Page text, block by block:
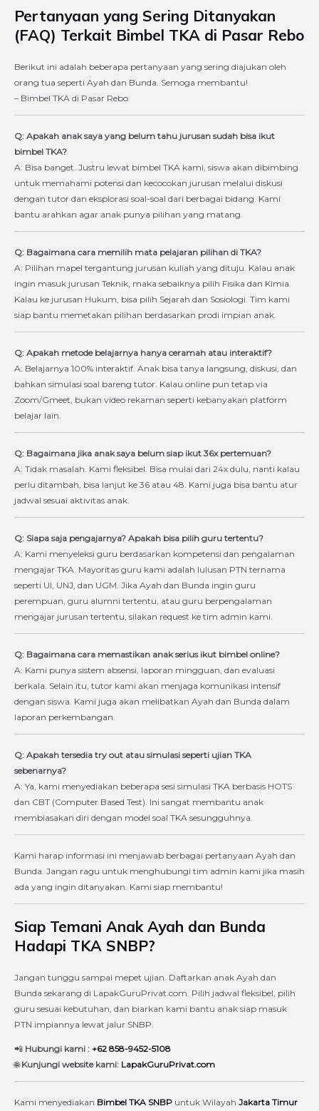
Pertanyaan yang Sering Ditanyakan
(FAQ) Terkait Bimbel TKA di Pasar Rebo
Berikut ini adalah beberapa pertanyaan yang sering diajukan oleh
orang tua seperti Ayah dan Bunda. Semoga membantu!
– Bimbel TKA di Pasar Rebo
Q: Apakah anak saya yang belum tahu jurusan sudah bisa ikut
bimbel TKA?
A: Bisa banget. Justru lewat bimbel TKA kami, siswa akan dibimbing
untuk memahami potensi dan kecocokan jurusan melalui diskusi
dengan tutor dan eksplorasi soal-soal dari berbagai bidang. Kami
bantu arahkan agar anak punya pilihan yang matang.
Q: Bagaimana cara memilih mata pelajaran pilihan di TKA?
A: Pilihan mapel tergantung jurusan kuliah yang dituju. Kalau anak
ingin masuk jurusan Teknik, maka sebaiknya pilih Fisika dan Kimia.
Kalau ke jurusan Hukum, bisa pilih Sejarah dan Sosiologi. Tim kami
siap bantu memetakan pilihan berdasarkan prodi impian anak.
Q: Apakah metode belajarnya hanya ceramah atau interaktif?
A: Belajarnya 100% interaktif. Anak bisa tanya langsung, diskusi, dan
bahkan simulasi soal bareng tutor. Kalau online pun tetap via
Zoom/Gmeet, bukan video rekaman seperti kebanyakan platform
belajar lain.
Q: Bagaimana jika anak saya belum siap ikut 36x pertemuan?
A: Tidak masalah. Kami fleksibel. Bisa mulai dari 24x dulu, nanti kalau
perlu ditambah, bisa lanjut ke 36 atau 48. Kami juga bisa bantu atur
jadwal sesuai aktivitas anak.
Q: Siapa saja pengajarnya? Apakah bisa pilih guru tertentu?
A: Kami menyeleksi guru berdasarkan kompetensi dan pengalaman
mengajar TKA. Mayoritas guru kami adalah lulusan PTN ternama
seperti UI, UNJ, dan UGM. Jika Ayah dan Bunda ingin guru
perempuan, guru alumni tertentu, atau guru berpengalaman
mengajar jurusan tertentu, silakan request ke tim admin kami.
Q: Bagaimana cara memastikan anak serius ikut bimbel online?
A: Kami punya sistem absensi, laporan mingguan, dan evaluasi
berkala. Selain itu, tutor kami akan menjaga komunikasi intensif
dengan siswa. Kami juga akan melibatkan Ayah dan Bunda dalam
laporan perkembangan.
Q: Apakah tersedia try out atau simulasi seperti ujian TKA
sebenarnya?
A: Ya, kami menyediakan beberapa sesi simulasi TKA berbasis HOTS
dan CBT (Computer Based Test). Ini sangat membantu anak
membiasakan diri dengan model soal TKA sesungguhnya.
Kami harap informasi ini menjawab berbagai pertanyaan Ayah dan
Bunda. Jangan ragu untuk menghubungi tim admin kami jika masih
ada yang ingin ditanyakan. Kami siap membantu!
Siap Temani Anak Ayah dan Bunda
Hadapi TKA SNBP?
Jangan tunggu sampai mepet ujian. Daftarkan anak Ayah dan
Bunda sekarang di LapakGuruPrivat.com. Pilih jadwal fleksibel, pilih
guru sesuai kebutuhan, dan biarkan kami bantu anak siap masuk
PTN impiannya lewat jalur SNBP.
📲 Hubungi kami : +62 858-9452-5108
🌐Kunjungi website kami: LapakGuruPrivat.com
Kami menyediakan Bimbel TKA SNBP untuk Wilayah Jakarta Timur